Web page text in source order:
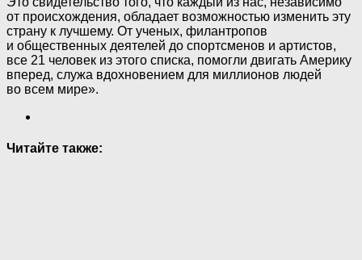
от происхождения, обладает возможностью изменить эту
страну к лучшему. От ученых, филантропов
и общественных деятелей до спортсменов и артистов,
все 21 человек из этого списка, помогли двигать Америку
вперед, служа вдохновением для миллионов людей
во всем мире».
Читайте также: